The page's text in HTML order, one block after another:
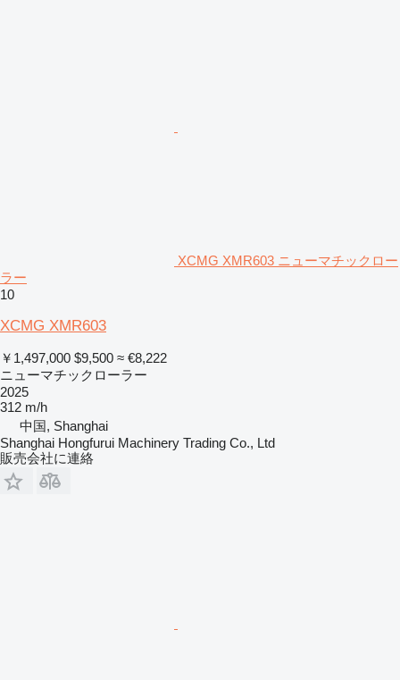
XCMG XMR603 ニューマチックロー
ラー
10
XCMG XMR603
￥1,497,000 $9,500 ≈ €8,222
ニューマチックローラー
2025
312 m/h
中国, Shanghai
Shanghai Hongfurui Machinery Trading Co., Ltd
販売会社に連絡